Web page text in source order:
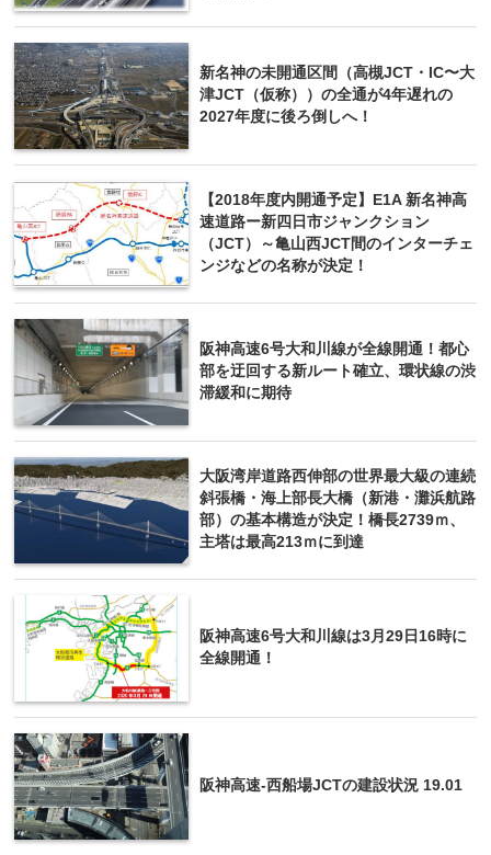
新名神の未開通区間（高槻JCT・IC〜大
津JCT（仮称））の全通が4年遅れの
2027年度に後ろ倒しへ！
【2018年度内開通予定】E1A 新名神高
速道路ー新四日市ジャンクション
（JCT）～亀山西JCT間のインターチェ
ンジなどの名称が決定！
阪神高速6号大和川線が全線開通！都心
部を迂回する新ルート確立、環状線の渋
滞緩和に期待
大阪湾岸道路西伸部の世界最大級の連続
斜張橋・海上部長大橋（新港・灘浜航路
部）の基本構造が決定！橋長2739ｍ、
主塔は最高213ｍに到達
阪神高速6号大和川線は3月29日16時に
全線開通！
阪神高速-西船場JCTの建設状況 19.01